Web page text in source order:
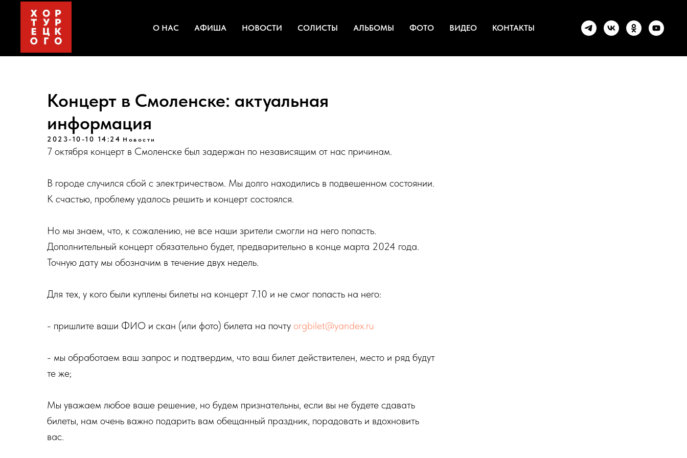
О НАС АФИША НОВОСТИ СОЛИСТЫ АЛЬБОМЫ ФОТО ВИДЕО КОНТАКТЫ
Концерт в Смоленске: актуальная
информация
2023-10-10 14:24 Новости
7 октября концерт в Смоленске был задержан по независящим от нас причинам.
В городе случился сбой с электричеством. Мы долго находились в подвешенном состоянии.
К счастью, проблему удалось решить и концерт состоялся.
Но мы знаем, что, к сожалению, не все наши зрители смогли на него попасть.
Дополнительный концерт обязательно будет, предварительно в конце марта 2024 года.
Точную дату мы обозначим в течение двух недель.
Для тех, у кого были куплены билеты на концерт 7.10 и не смог попасть на него:
- пришлите ваши ФИО и скан (или фото) билета на почту orgbilet@yandex.ru
- мы обработаем ваш запрос и подтвердим, что ваш билет действителен, место и ряд будут
те же;
Мы уважаем любое ваше решение, но будем признательны, если вы не будете сдавать
билеты, нам очень важно подарить вам обещанный праздник, порадовать и вдохновить
вас.